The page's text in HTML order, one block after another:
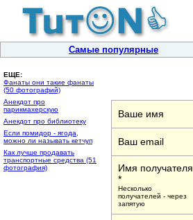
Самые популярные
ЕЩЕ:
Фанаты они такие фанаты
(50 фотографий)
Анекдот про
парикмахерскую
Анекдот про библиотеку
Если помидор - ягода,
можно ли называть кетчуп
Как лучше продавать
транспортные средства (51
фотография)
Ваше имя
Ваш email
Имя получателя
*
Несколько
получателей - через
запятую